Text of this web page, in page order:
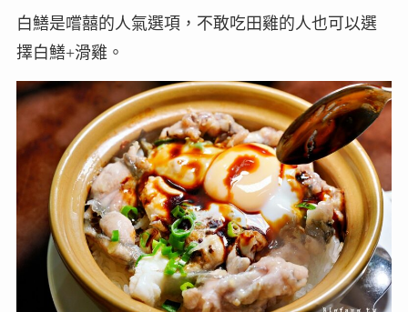
白鱔是嚐囍的人氣選項，不敢吃田雞的人也可以選
擇白鱔+滑雞。